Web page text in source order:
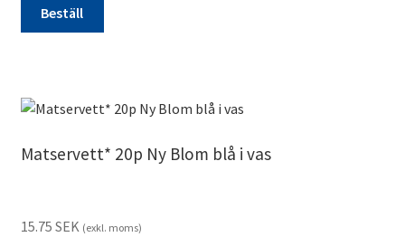
Beställ
lavendel
mängd
Matservett* 20p Ny Blom blå i vas
15.75 SEK (exkl. moms)